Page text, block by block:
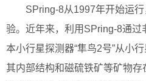
SPring-8从1997年开始运
验。近年来，利用SPring-8通过
本小行星探测器“隼鸟2号”从小
其内部结构和磁硫铁矿等矿物